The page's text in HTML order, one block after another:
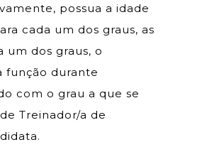
possua a idade
cada um dos graus, as
um dos graus, o
função durante
com o grau a que se
Treinador/a de